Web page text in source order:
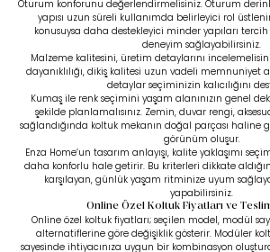
Oturum konforunu değerlendirmelisiniz. Oturum
yapısı uzun süreli kullanımda belirleyici rol
konusuysa daha destekleyici minder yapıları
deneyim sağlayabilirsiniz.
Malzeme kalitesini, üretim detaylarını
dayanıklılığı, dikiş kalitesi uzun vadeli memnuniyet
detaylar seçiminizin kalıcılığını
Kumaş ile renk seçimini yaşam alanınızın genel
şekilde planlamalısınız. Zemin, duvar rengi,
sağlandığında koltuk mekanın doğal parçası haline
görünüm oluşur.
Enza Home’un tasarım anlayışı, kalite yaklaşımı
daha konforlu hale getirir. Bu kriterleri dikkate
karşılayan, günlük yaşam ritminize uyum
yapabilirsiniz.
Online Özel Koltuk Fiyatları ve
Online özel koltuk fiyatları; seçilen model, modül
alternatiflerine göre değişiklik gösterir. Modüler
sayesinde ihtiyacınıza uygun bir kombinasyon